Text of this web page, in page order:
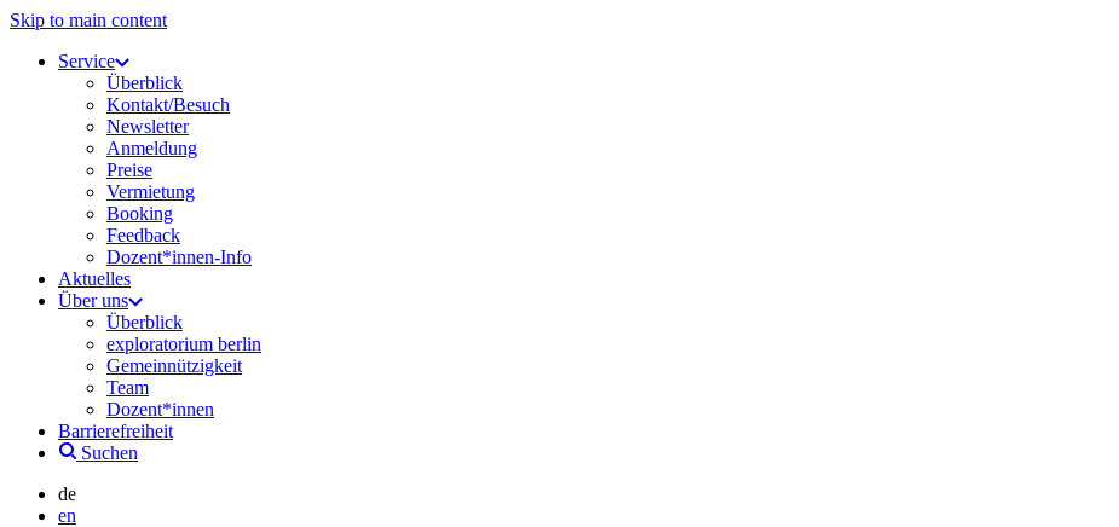
Skip to main content
Service
Überblick
Kontakt/Besuch
Newsletter
Anmeldung
Preise
Vermietung
Booking
Feedback
Dozent*innen-Info
Aktuelles
Über uns
Überblick
exploratorium berlin
Gemeinnützigkeit
Team
Dozent*innen
Barrierefreiheit
Suchen
de
en